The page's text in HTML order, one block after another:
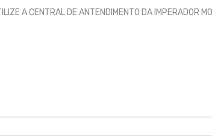
CENTRAL DE ANTENDIMENTO DA IMPERADOR